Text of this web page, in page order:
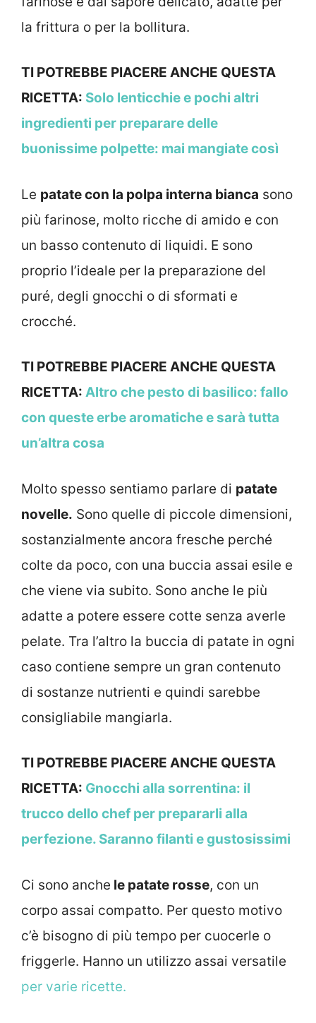
la frittura o per la bollitura.
TI POTREBBE PIACERE ANCHE QUESTA
RICETTA: Solo lenticchie e pochi altri
ingredienti per preparare delle
buonissime polpette: mai mangiate così
Le patate con la polpa interna bianca sono
più farinose, molto ricche di amido e con
un basso contenuto di liquidi. E sono
proprio l’ideale per la preparazione del
puré, degli gnocchi o di sformati e
crocché.
TI POTREBBE PIACERE ANCHE QUESTA
RICETTA: Altro che pesto di basilico: fallo
con queste erbe aromatiche e sarà tutta
un’altra cosa
Molto spesso sentiamo parlare di patate
novelle. Sono quelle di piccole dimensioni,
sostanzialmente ancora fresche perché
colte da poco, con una buccia assai esile e
che viene via subito. Sono anche le più
adatte a potere essere cotte senza averle
pelate. Tra l’altro la buccia di patate in ogni
caso contiene sempre un gran contenuto
di sostanze nutrienti e quindi sarebbe
consigliabile mangiarla.
TI POTREBBE PIACERE ANCHE QUESTA
RICETTA: Gnocchi alla sorrentina: il
trucco dello chef per prepararli alla
perfezione. Saranno filanti e gustosissimi
Ci sono anche le patate rosse, con un
corpo assai compatto. Per questo motivo
c’è bisogno di più tempo per cuocerle o
friggerle. Hanno un utilizzo assai versatile
per varie ricette.